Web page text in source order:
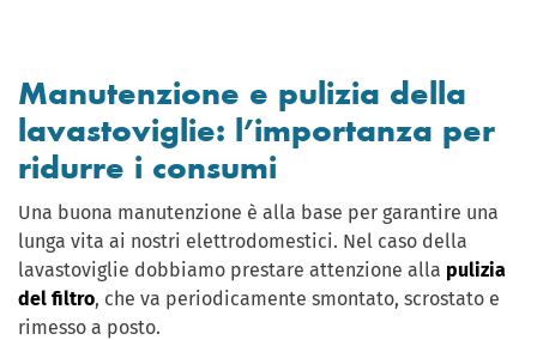
Manutenzione e pulizia della
lavastoviglie: l’importanza per
ridurre i consumi
Una buona manutenzione è alla base per garantire una
lunga vita ai nostri elettrodomestici. Nel caso della
lavastoviglie dobbiamo prestare attenzione alla pulizia
del filtro, che va periodicamente smontato, scrostato e
rimesso a posto.